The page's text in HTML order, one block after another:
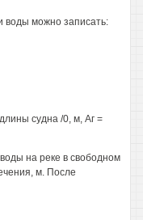
воды можно записать:
судна /0, м, Аг =
на реке в свободном
м. После